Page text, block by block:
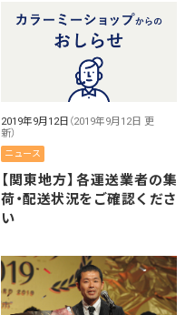
2019年9月12日 （2019年9月12日 更
新）
ニュース
【関東地方】各運送業者の集
荷・配送状況をご確認くださ
い